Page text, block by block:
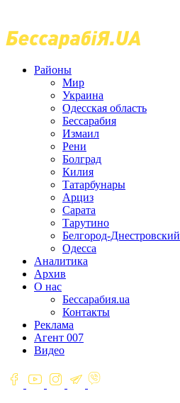
Районы
Мир
Украина
Одесская область
Бессарабия
Измаил
Рени
Болград
Килия
Татарбунары
Арциз
Сарата
Тарутино
Белгород-Днестровский
Одесса
Аналитика
Архив
О нас
Бессарабия.ua
Контакты
Реклама
Агент 007
Видео